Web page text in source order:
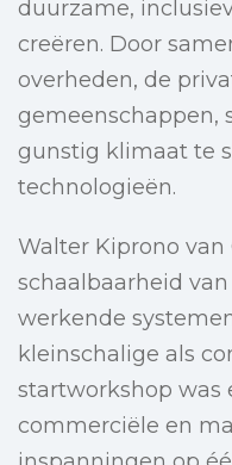
duurzame,
creëren. Door
overheden, de
gemeenschappen,
gunstig klimaat te
technologieën.
Walter Kiprono van
schaalbaarheid
werkende
kleinschalige als
startworkshop was
commerciële en